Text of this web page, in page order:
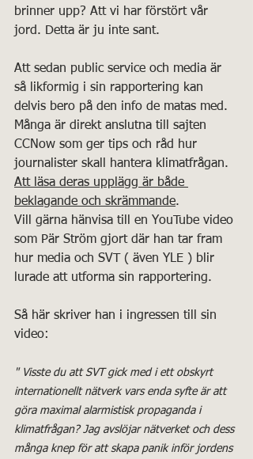
brinner upp? Att vi har förstört vår
jord. Detta är ju inte sant.
Att sedan public service och media är
så likformig i sin rapportering kan
delvis bero på den info de matas med.
Många är direkt anslutna till sajten
CCNow som ger tips och råd hur
journalister skall hantera klimatfrågan.
Att läsa deras upplägg är både
beklagande och skrämmande.
Vill gärna hänvisa till en YouTube video
som Pär Ström gjort där han tar fram
hur media och SVT ( även YLE ) blir
lurade att utforma sin rapportering.
Så här skriver han i ingressen till sin
video:
" Visste du att SVT gick med i ett obskyrt
internationellt nätverk vars enda syfte är att
göra maximal alarmistisk propaganda i
klimatfrågan? Jag avslöjar nätverket och dess
många knep för att skapa panik inför jordens